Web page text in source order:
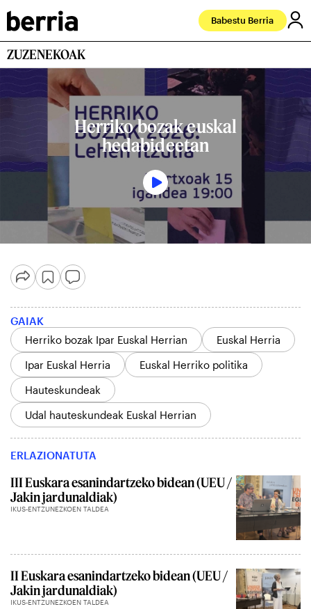
Babestu Berria
ZUZENEKOAK
Herriko bozak euskal
hedabideetan
GAIAK
Herriko bozak Ipar Euskal Herrian
Euskal Herria
Ipar Euskal Herria
Euskal Herriko politika
Hauteskundeak
Udal hauteskundeak Euskal Herrian
ERLAZIONATUTA
III Euskara esanindartzeko bidean (UEU /
Jakin jardunaldiak)
IKUS-ENTZUNEZKOEN TALDEA
II Euskara esanindartzeko bidean (UEU /
Jakin jardunaldiak)
IKUS-ENTZUNEZKOEN TALDEA